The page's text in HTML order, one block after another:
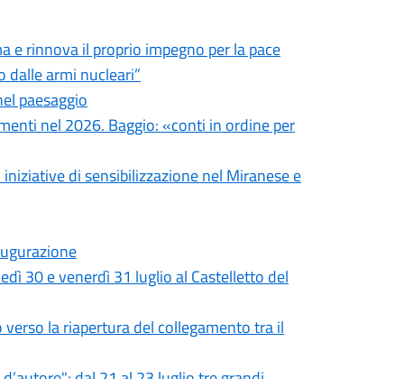
rinnova il proprio impegno per la pace
dalle armi nucleari”
paesaggio
nel 2026. Baggio: «conti in ordine per
di sensibilizzazione nel Miranese e
30 e venerdì 31 luglio al Castelletto del
la riapertura del collegamento tra il